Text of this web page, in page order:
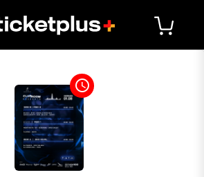
access_time